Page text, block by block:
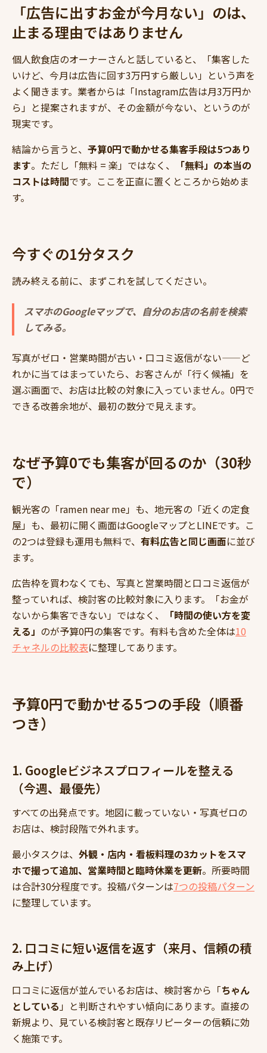
「広告に出すお金が今月ない」のは、
止まる理由ではありません
個人飲食店のオーナーさんと話していると、「集客した
いけど、今月は広告に回す3万円すら厳しい」という声を
よく聞きます。業者からは「Instagram広告は月3万円か
ら」と提案されますが、その金額が今ない、というのが
現実です。
結論から言うと、 予算0円で動かせる集客手段は5つあり
ます。ただし「無料 = 楽」ではなく、
「無料」の本当の
コストは時間です。ここを正直に置くところから始めま
す。
今すぐの1分タスク
読み終える前に、まずこれを試してください。
スマホのGoogleマップで、自分のお店の名前を検索
してみる。
写真がゼロ・営業時間が古い・口コミ返信がない——ど
れかに当てはまっていたら、お客さんが「行く候補」を
選ぶ画面で、お店は比較の対象に入っていません。0円で
できる改善余地が、最初の数分で見えます。
なぜ予算0でも集客が回るのか（30秒
で）
観光客の「ramen near me」も、地元客の「近くの定食
屋」も、最初に開く画面はGoogleマップとLINEです。こ
の2つは登録も運用も無料で、 有料広告と同じ画面に並び
ます。
広告枠を買わなくても、写真と営業時間と口コミ返信が
整っていれば、検討客の比較対象に入ります。「お金が
ないから集客できない」ではなく、
「時間の使い方を変
える」 のが予算0円の集客です。有料も含めた全体は10
チャネルの比較表に整理してあります。
予算0円で動かせる5つの手段（順番
つき）
1. Googleビジネスプロフィールを整える
（今週、最優先）
すべての出発点です。地図に載っていない・写真ゼロの
お店は、検討段階で外れます。
最小タスクは、 外観・店内・看板料理の3カットをスマ
ホで撮って追加、営業時間と臨時休業を更新。所要時間
は合計30分程度です。投稿パターンは7つの投稿パターン
に整理しています。
2. 口コミに短い返信を返す（来月、信頼の積
み上げ）
口コミに返信が並んでいるお店は、検討客から「ちゃん
としている」と判断されやすい傾向にあります。直接の
新規より、見ている検討客と既存リピーターの信頼に効
く施策です。